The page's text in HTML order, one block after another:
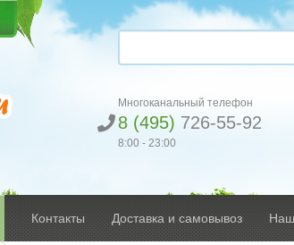
Многоканальный телефон
8 (495) 726-55-92
8:00 - 23:00
Контакты Доставка и самовывоз Наш